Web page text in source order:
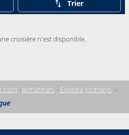
Compagnies
Trier
croisière n'est disponible.
Armateurs Explora Journeys